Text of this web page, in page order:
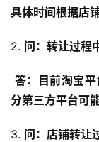
具体时间根据店
2. 问：转让过程
答：目前淘宝
分第三方平台可
3. 问：店铺转让